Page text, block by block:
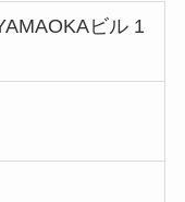
ビル 1